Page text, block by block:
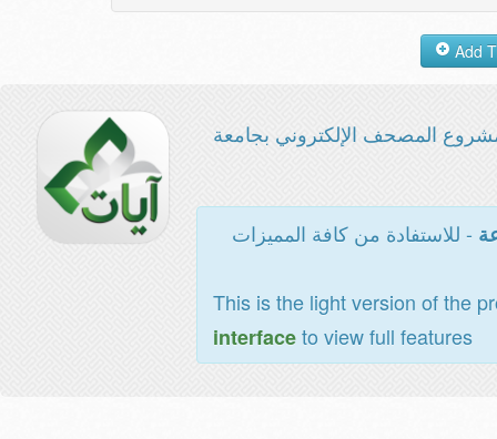
المصحف الإلكتروني بجامعة
- للاستفادة من كافة المميزات
This is the light version of the
interfaceto view full features